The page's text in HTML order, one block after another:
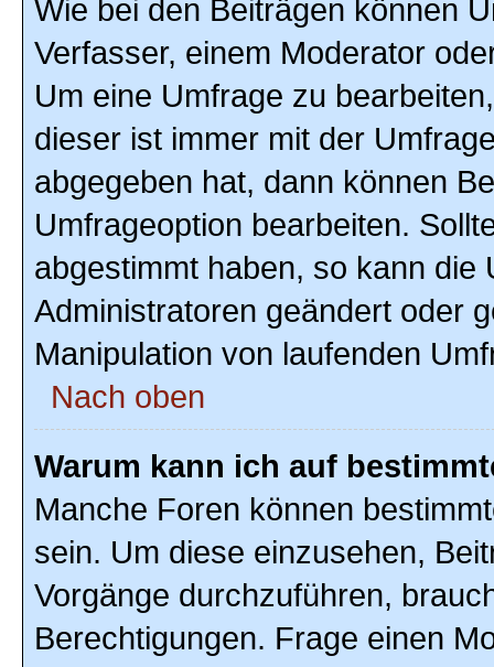
Wie bei den Beiträgen können
Verfasser, einem Moderator
Um eine Umfrage zu
dieser ist immer mit der
abgegeben hat, dann können
Umfrageoption bearbeiten.
abgestimmt haben, so kann
Administratoren geändert oder
Manipulation von laufenden
Nach oben
Warum kann ich auf
Manche Foren können
sein. Um diese einzusehen,
Vorgänge durchzuführen,
Berechtigungen. Frage einen